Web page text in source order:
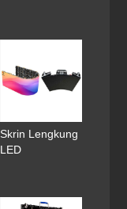
Skrin Lengkung
LED